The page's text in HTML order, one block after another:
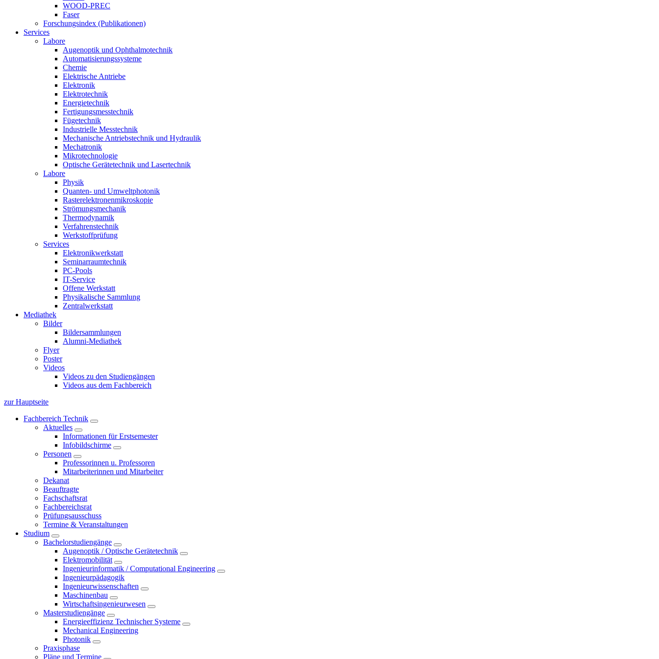
WOOD-PREC
Faser
Forschungsindex (Publikationen)
Services
Labore
Augenoptik und Ophthalmotechnik
Automatisierungssysteme
Chemie
Elektrische Antriebe
Elektronik
Elektrotechnik
Energietechnik
Fertigungsmesstechnik
Fügetechnik
Industrielle Messtechnik
Mechanische Antriebstechnik und Hydraulik
Mechatronik
Mikrotechnologie
Optische Gerätetechnik und Lasertechnik
Labore
Physik
Quanten- und Umweltphotonik
Rasterelektronenmikroskopie
Strömungsmechanik
Thermodynamik
Verfahrenstechnik
Werkstoffprüfung
Services
Elektronikwerkstatt
Seminarraumtechnik
PC-Pools
IT-Service
Offene Werkstatt
Physikalische Sammlung
Zentralwerkstatt
Mediathek
Bilder
Bildersammlungen
Alumni-Mediathek
Flyer
Poster
Videos
Videos zu den Studiengängen
Videos aus dem Fachbereich
zur Hauptseite
Fachbereich Technik
Aktuelles
Informationen für Erstsemester
Infobildschirme
Personen
Professorinnen u. Professoren
Mitarbeiterinnen und Mitarbeiter
Dekanat
Beauftragte
Fachschaftsrat
Fachbereichsrat
Prüfungsausschuss
Termine & Veranstaltungen
Studium
Bachelorstudiengänge
Augenoptik / Optische Gerätetechnik
Elektromobilität
Ingenieurinformatik / Computational Engineering
Ingenieurpädagogik
Ingenieurwissenschaften
Maschinenbau
Wirtschaftsingenieurwesen
Masterstudiengänge
Energieeffizienz Technischer Systeme
Mechanical Engineering
Photonik
Praxisphase
Pläne und Termine